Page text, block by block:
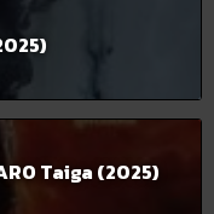
Taiga (2025)